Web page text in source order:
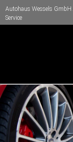
Autohaus Wessels GmbH
Service